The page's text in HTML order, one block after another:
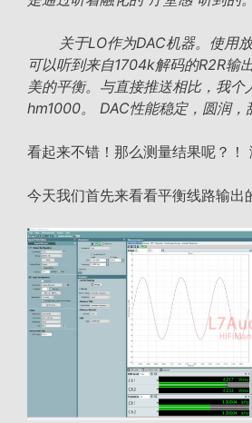
关于LO作为DAC机器。使用放
可以听到来自1704k解码的R2R输
美的平衡。与直接推送相比，我个
hm1000。 DAC性能稳定，圆润，
看起来不错！那么测量结果呢？！
今天我们首先来看看平衡线路输出